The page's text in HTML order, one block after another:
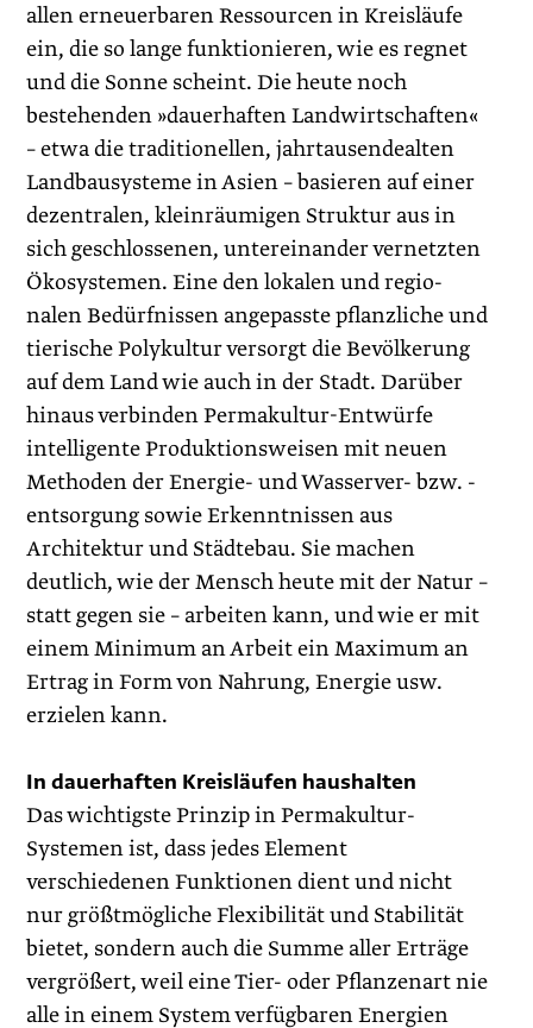
allen erneuerbaren Ressourcen in Kreisläufe
ein, die so lange funktionieren, wie es regnet
und die Sonne scheint. Die heute noch
bestehenden »dauerhaften Landwirtschaften«
– etwa die traditionellen, jahrtausende­alten
Landbausysteme in Asien – basieren auf einer
dezentralen, kleinräumigen Struktur aus in
sich geschlossenen, untereinander vernetzten
Ökosystemen. Eine den lokalen und regio­
nalen Bedürfnissen angepasste pflanzliche und
tierische Polykultur versorgt die Bevölkerung
auf dem Land wie auch in der Stadt. Darüber
hinaus verbinden Permakultur-Entwürfe
intelligente Produktionsweisen mit neuen
Methoden der Energie- und Wasserver- bzw. -
entsorgung sowie Erkenntnissen aus
Architektur und Städtebau. Sie machen
deutlich, wie der Mensch heute mit der Natur –
statt gegen sie – arbeiten kann, und wie er mit
einem Minimum an Arbeit ein Maximum an
Ertrag in Form von Nahrung, Energie usw.
erzielen kann.
In dauerhaften Kreisläufen haushalten
Das wichtigste Prinzip in Permakultur-
Systemen ist, dass jedes Element
verschiedenen Funktionen dient und nicht
nur größtmögliche Flexibilität und Stabilität
bietet, sondern auch die Summe aller Erträge
vergrößert, weil eine Tier- oder Pflanzenart nie
alle in einem System verfügbaren Energien